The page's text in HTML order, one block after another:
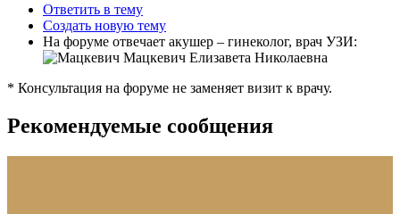
Ответить в тему
Создать новую тему
На форуме отвечает акушер – гинеколог, врач УЗИ:
Мацкевич Елизавета Николаевна
* Консультация на форуме не заменяет визит к врачу.
Рекомендуемые сообщения